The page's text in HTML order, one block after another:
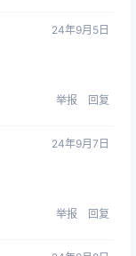
24年9月5日
举报 回复
24年9月7日
举报 回复